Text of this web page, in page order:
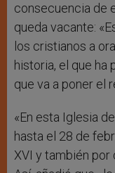
consecuencia de
queda vacante:
los cristianos a
historia, el que
que va a poner el
«En esta Iglesia
hasta el 28 de
XVI y también por